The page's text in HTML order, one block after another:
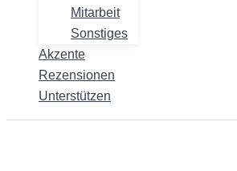
Mitarbeit
Sonstiges
Akzente
Rezensionen
Unterstützen